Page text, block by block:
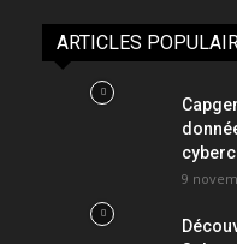
ARTICLES
9